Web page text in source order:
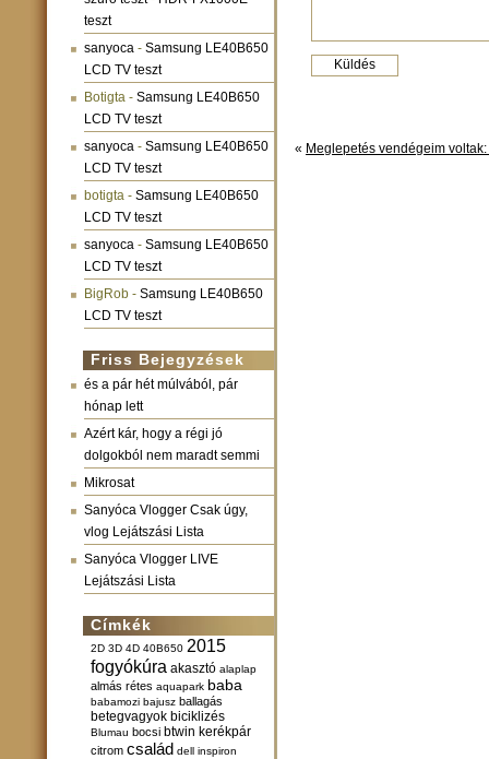
teszt
sanyoca - Samsung LE40B650
LCD TV teszt
Botigta - Samsung LE40B650
LCD TV teszt
sanyoca - Samsung LE40B650
LCD TV teszt
botigta - Samsung LE40B650
LCD TV teszt
sanyoca - Samsung LE40B650
LCD TV teszt
BigRob - Samsung LE40B650
LCD TV teszt
Friss Bejegyzések
és a pár hét múlvából, pár
hónap lett
Azért kár, hogy a régi jó
dolgokból nem maradt semmi
Mikrosat
Sanyóca Vlogger Csak úgy,
vlog Lejátszási Lista
Sanyóca Vlogger LIVE
Lejátszási Lista
Címkék
2D 3D 4D 40B650 2015
fogyókúra akasztó alaplap
almás rétes aquapark baba
babamozi bajusz ballagás
betegvagyok biciklizés
Blumau bocsi btwin kerékpár
citrom család dell inspiron
« Meglepetés vendégeim